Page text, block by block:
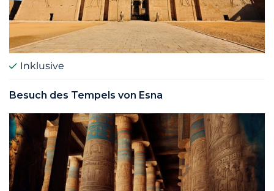
Inklusive
Besuch des Tempels von Esna